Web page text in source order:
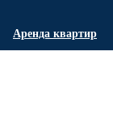
Аренда квартир